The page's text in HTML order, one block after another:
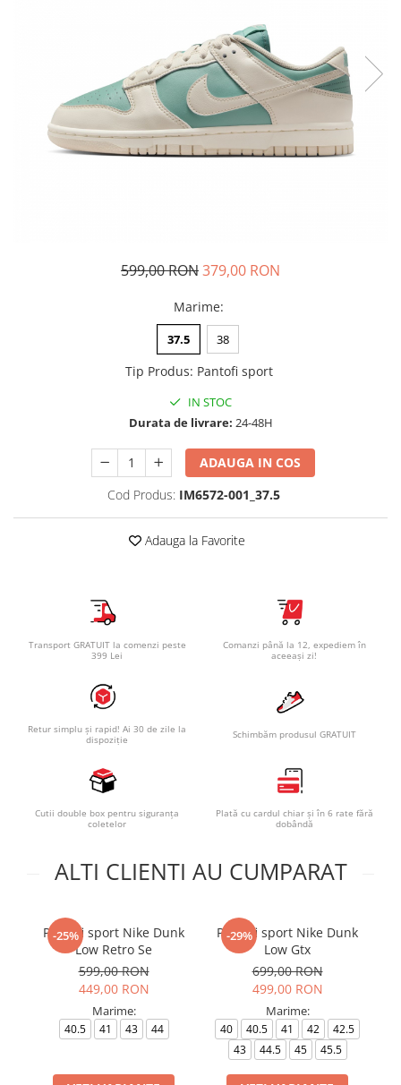
Geci si veste copii
Pantaloni scurti Copii
Accesorii
Ingrijire incaltaminte
599,00 RON379,00 RON
Marime:
37.5 38
Tip Produs: Pantofi sport
IN STOC
Durata de livrare: 24-48H
ADAUGA IN COS
Cod Produs: IM6572-001_37.5
Adauga la Favorite
Transport GRATUIT la comenzi peste
399 Lei
Comanzi până la 12, expediem în
aceeași zi!
Retur simplu și rapid! Ai 30 de zile la
dispoziție
Schimbăm produsul GRATUIT
Cutii double box pentru siguranța
coletelor
Plată cu cardul chiar și în 6 rate fără
dobândă
ALTI CLIENTI AU CUMPARAT
-25%
Pantofi sport Nike Dunk
Low Retro Se
599,00 RON
449,00 RON
Marime:
40.5 41 43 44
-29%
Pantofi sport Nike Dunk
Low Gtx
699,00 RON
499,00 RON
Marime:
40 40.5 41 42
42.5
43
44.5 45 45.5